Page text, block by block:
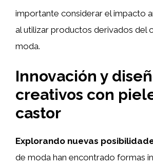
importante considerar el impacto
al utilizar productos derivados del
moda.
Innovación y
creativos con
castor
Explorando nuevas
de moda han encontrado formas